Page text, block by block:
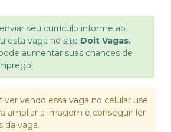
seu currículo informe ao
esta vaga no site Doit Vagas.
aumentar suas chances de
vendo essa vaga no celular use
ampliar a imagem e conseguir ler
da vaga.